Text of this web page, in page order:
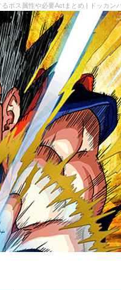
ボス属性や必要Actまとめ | ドッカン